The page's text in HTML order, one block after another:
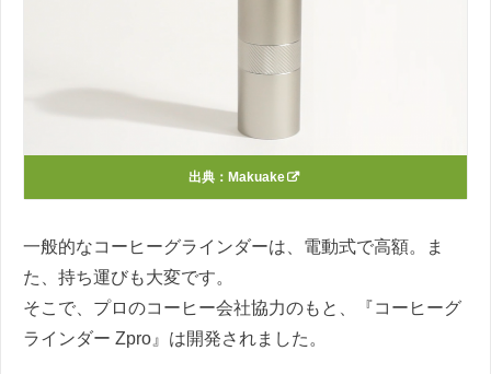
出典： Makuake
一般的なコーヒーグラインダーは、電動式で高額。ま
た、持ち運びも大変です。
そこで、プロのコーヒー会社協力のもと、『コーヒーグ
ラインダー Zpro』は開発されました。